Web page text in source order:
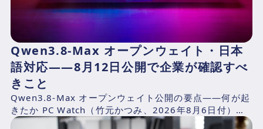
Qwen3.8-Max オープンウェイト・日本
語対応——8月12日公開で企業が確認すべ
きこと
Qwen3.8-Max オープンウェイト公開の要点——何が起
きたか PC Watch（竹元かつみ、2026年8月6日付）の
報道によれば、AlibabaのQwen...